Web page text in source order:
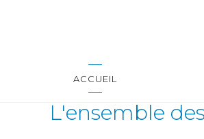
ACCUEIL
L'ensemble